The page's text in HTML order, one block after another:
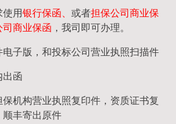
使用银行保函、 或者担保公司商业保
司商业保函 ，我司即可办理。
电子版，和投标公司营业执照扫描件
出函
机构营业执照复印件，资质证书复
顺丰寄出原件